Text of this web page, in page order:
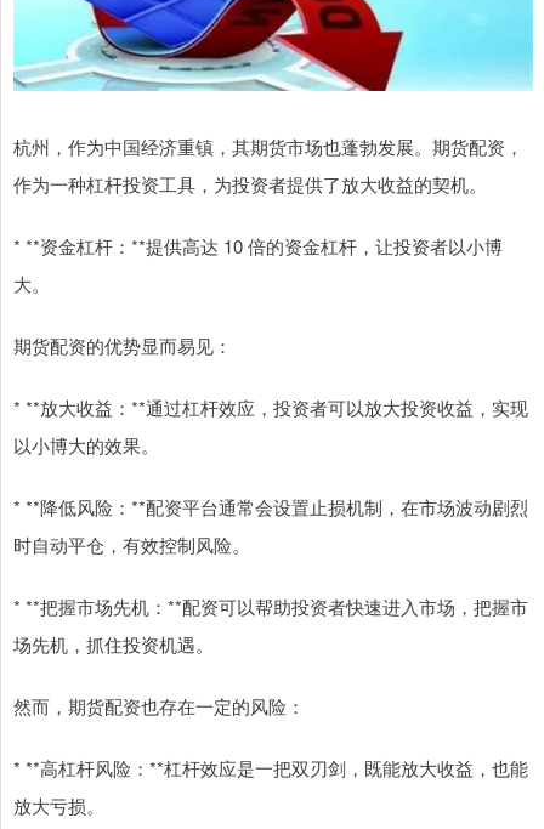
杭州，作为中国经济重镇，其期货市场也蓬勃发展。期货配资，
作为一种杠杆投资工具，为投资者提供了放大收益的契机。
* **资金杠杆：**提供高达 10 倍的资金杠杆，让投资者以小博
大。
期货配资的优势显而易见：
* **放大收益：**通过杠杆效应，投资者可以放大投资收益，实现
以小博大的效果。
* **降低风险：**配资平台通常会设置止损机制，在市场波动剧烈
时自动平仓，有效控制风险。
* **把握市场先机：**配资可以帮助投资者快速进入市场，把握市
场先机，抓住投资机遇。
然而，期货配资也存在一定的风险：
* **高杠杆风险：**杠杆效应是一把双刃剑，既能放大收益，也能
放大亏损。